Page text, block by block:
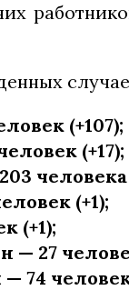
(+107);
(+17);
человека
(+1);
(+1);
— 27
74